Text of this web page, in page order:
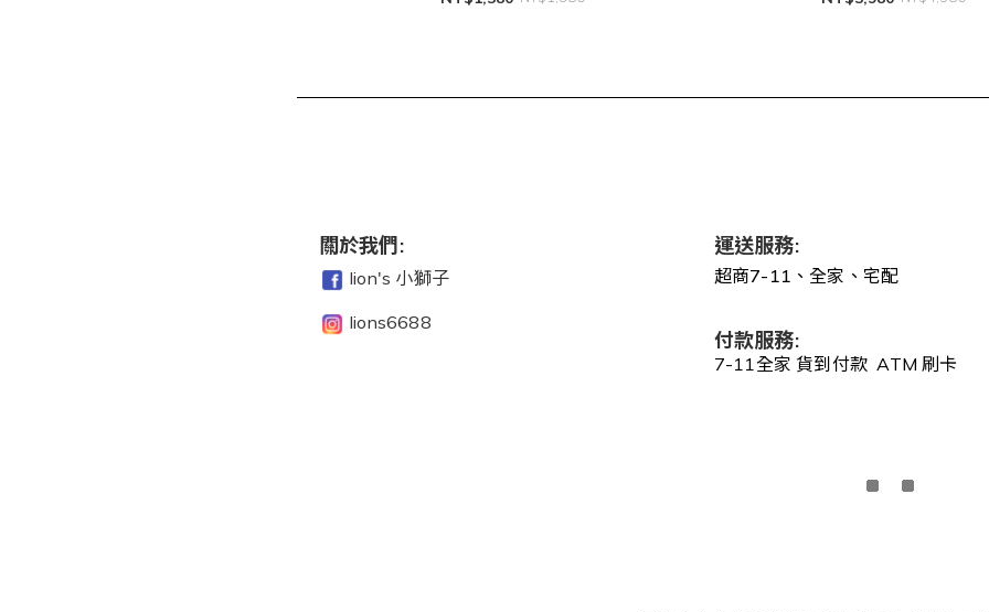
關於我們:
lion's 小獅子
lions6688
運送服務:
超商7-11、全家、宅配
付款服務:
7-11全家 貨到付款 ATM 刷卡